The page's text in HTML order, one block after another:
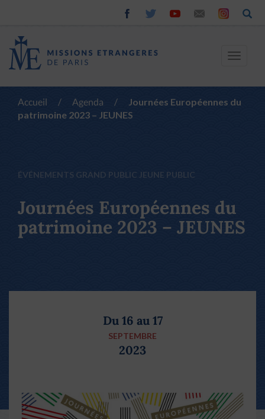
Toggle
Accueil / Agenda /
Journées Européennes du
patrimoine 2023 – JEUNES
ÉVÉNEMENTS GRAND PUBLIC JEUNE PUBLIC
Journées Européennes du
patrimoine 2023 – JEUNES
Du 16 au 17
SEPTEMBRE
2023